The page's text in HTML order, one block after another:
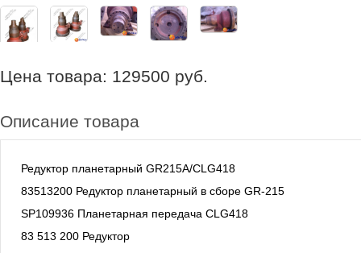
Цена товара: 129500 руб.
Описание товара
Редуктор планетарный GR215A/CLG418
83513200 Редуктор планетарный в сборе GR-215
SP109936 Планетарная передача CLG418
83 513 200 Редуктор